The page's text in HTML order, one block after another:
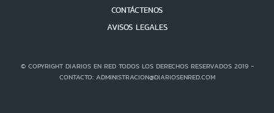
CONTÁCTENOS
AVISOS LEGALES
© COPYRIGHT DIARIOS EN RED TODOS LOS DERECHOS RESERVADOS 2019 -
CONTACTO: ADMINISTRACION@DIARIOSENRED.COM